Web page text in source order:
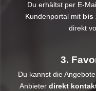
Du erhältst per E-
Kundenportal mit bis
direkt
3.
Du kannst die
Anbieter direkt